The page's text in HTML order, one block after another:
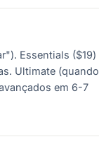
Essentials ($19)
Ultimate (quando
em 6-7